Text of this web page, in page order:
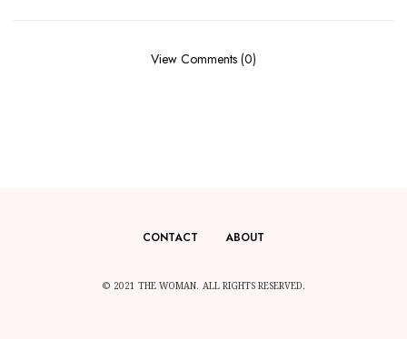
View Comments (0)
CONTACT ABOUT
© 2021 THE WOMAN. ALL RIGHTS RESERVED.